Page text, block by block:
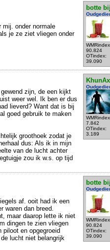
botte
90.824
OTindex:
39.090
onder normale
je ze ziet vliegen onder
7.842
OTindex:
3.189
zijn, de een kijkt
weer wel. Ik ben er dus
lieverd? Want dat is bij
goed gebruik te maken
groothoek zodat je
dus: Als ik in mijn
van de lucht achter
zou ik w.s. op tijd
botte
90.824
OTindex:
39.090
af. ooit had ik een
waren dan breed.
maar daarop lette ik niet
dingen te zien vliegen
en opgegroeid
lucht niet belangrijk